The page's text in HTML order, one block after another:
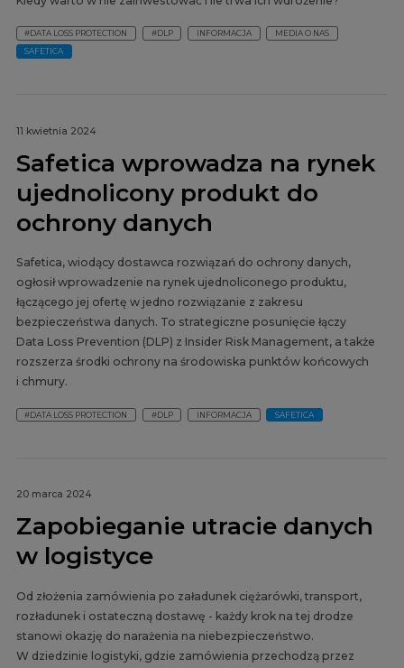
#DATA LOSS PROTECTION #DLP INFORMACJA
MEDIA O NAS
SAFETICA
11 kwietnia 2024
Safetica wprowadza na rynek
ujednolicony produkt do
ochrony danych
Safetica, wiodący dostawca rozwiązań do ochrony danych,
ogłosił wprowadzenie na rynek ujednoliconego produktu,
łączącego jej ofertę w jedno rozwiązanie z zakresu
bezpieczeństwa danych. To strategiczne posunięcie łączy
Data Loss Prevention (DLP) z Insider Risk Management, a także
rozszerza środki ochrony na środowiska punktów końcowych
i chmury.
#DATA LOSS PROTECTION #DLP INFORMACJA SAFETICA
20 marca 2024
Zapobieganie utracie danych
w logistyce
Od złożenia zamówienia po załadunek ciężarówki, transport,
rozładunek i ostateczną dostawę - każdy krok na tej drodze
stanowi okazję do narażenia na niebezpieczeństwo.
W dziedzinie logistyki, gdzie zamówienia przechodzą przez